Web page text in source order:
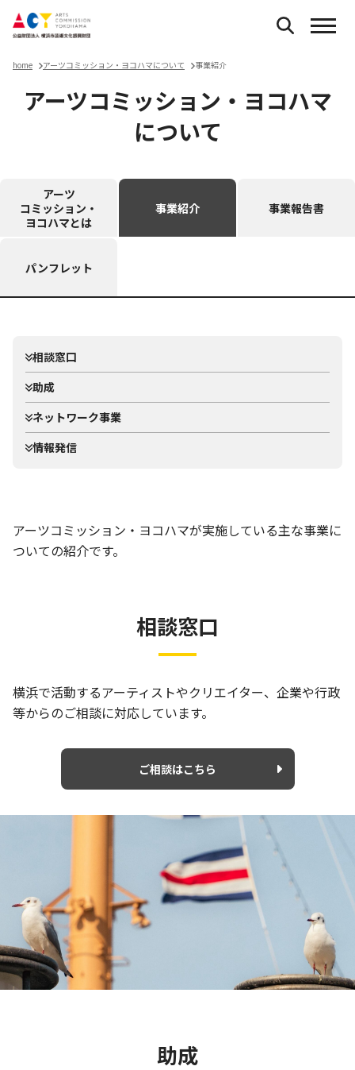
home アーツコミッション・ヨコハマについて 事業紹介
アーツコミッション・ヨコハマ
について
アーツ
コミッション・
ヨコハマとは
事業紹介 事業報告書
パンフレット
相談窓口
助成
ネットワーク事業
情報発信
アーツコミッション・ヨコハマが実施している主な事業に
ついての紹介です。
相談窓口
横浜で活動するアーティストやクリエイター、企業や行政
等からのご相談に対応しています。
ご相談はこちら
助成